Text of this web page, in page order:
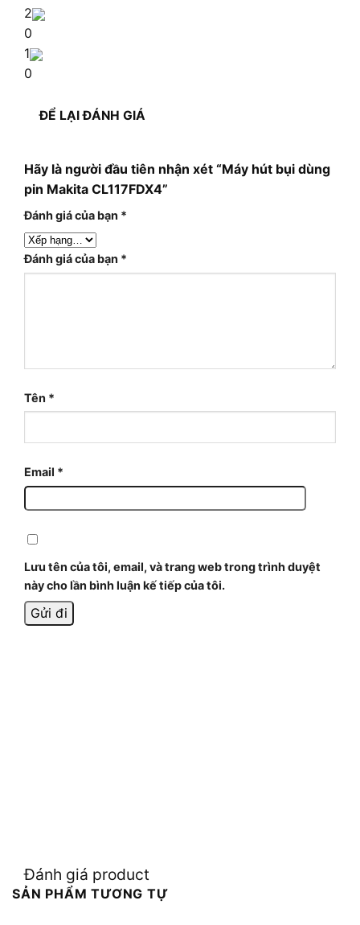
2
0
1
0
ĐỂ LẠI ĐÁNH GIÁ
Hãy là người đầu tiên nhận xét “Máy hút bụi dùng
pin Makita CL117FDX4”
Đánh giá của bạn *
Đánh giá của bạn *
Tên *
Email *
Lưu tên của tôi, email, và trang web trong trình duyệt
này cho lần bình luận kế tiếp của tôi.
Đánh giá product
SẢN PHẨM TƯƠNG TỰ